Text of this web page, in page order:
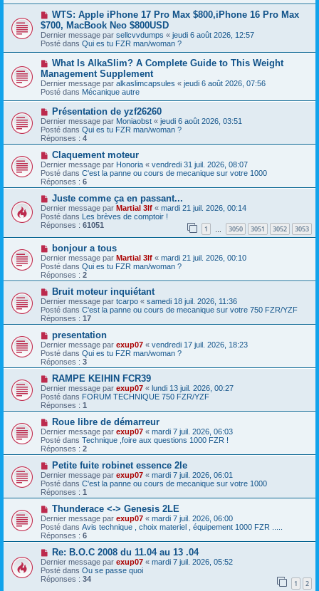
a
g
e
a
u
m
e
s
a
g
e
N
o
u
v
e
a
u
m
e
s
a
g
e
WTS: Apple iPhone 17 Pro Max $800,iPhone 16 Pro Max
$700, MacBook Neo $800USD
Dernier message par sellcvvdumps « jeudi 6 août 2026, 12:57
Posté dans Qui es tu FZR man/woman ?
N
u
v
e
a
m
e
s
s
a
g
e
What Is AlkaSlim? A Complete Guide to This Weight
Management Supplement
Dernier message par alkaslimcapsules « jeudi 6 août 2026, 07:56
Posté dans Mécanique autre
N
o
u
v
e
a
m
e
s
a
g
e
Présentation de yzf26260
Dernier message par Moniaobst « jeudi 6 août 2026, 03:51
Posté dans Qui es tu FZR man/woman ?
Réponses : 4
N
o
u
v
e
u
m
e
s
s
a
g
e
Claquement moteur
Dernier message par Honoria « vendredi 31 juil. 2026, 08:07
Posté dans C'est la panne ou cours de mecanique sur votre 1000
Réponses : 6
N
o
u
v
e
a
m
e
s
s
a
g
e
Juste comme ça en passant...
Dernier message par Martial 3lf « mardi 21 juil. 2026, 00:14
Posté dans Les brèves de comptoir !
Réponses : 61051 1 3050 3051 3052 3053
N
o
u
v
e
a
u
m
e
s
s
a
g
e
bonjour a tous
Dernier message par Martial 3lf « mardi 21 juil. 2026, 00:10
Posté dans Qui es tu FZR man/woman ?
Réponses : 2
N
o
u
v
e
a
u
m
e
s
s
a
g
e
Bruit moteur inquiétant
Dernier message par tcarpo « samedi 18 juil. 2026, 11:36
Posté dans C'est la panne ou cours de mecanique sur votre 750 FZR/YZF
Réponses : 17
N
o
u
v
e
a
u
m
e
s
s
a
g
e
presentation
Dernier message par exup07 « vendredi 17 juil. 2026, 18:23
Posté dans Qui es tu FZR man/woman ?
Réponses : 3
N
o
u
v
e
a
u
m
e
s
s
a
g
e
RAMPE KEIHIN FCR39
Dernier message par exup07 « lundi 13 juil. 2026, 00:27
Posté dans FORUM TECHNIQUE 750 FZR/YZF
Réponses : 1
N
o
u
v
e
a
u
m
e
s
s
g
e
Roue libre de démarreur
Dernier message par exup07 « mardi 7 juil. 2026, 06:03
Posté dans Technique ,foire aux questions 1000 FZR !
Réponses : 2
N
o
u
v
e
a
m
e
s
s
a
g
e
Petite fuite robinet essence 2le
Dernier message par exup07 « mardi 7 juil. 2026, 06:01
Posté dans C'est la panne ou cours de mecanique sur votre 1000
Réponses : 1
N
o
u
v
e
a
u
m
e
s
Thunderace <-> Genesis 2LE
Dernier message par exup07 « mardi 7 juil. 2026, 06:00
Posté dans Avis technique , choix materiel , équipement 1000 FZR .....
Réponses : 6
N
o
u
v
e
Re: B.O.C 2008 du 11.04 au 13 .04
Dernier message par exup07 « mardi 7 juil. 2026, 05:52
Posté dans Ou se passe quoi
Réponses : 34 1 2